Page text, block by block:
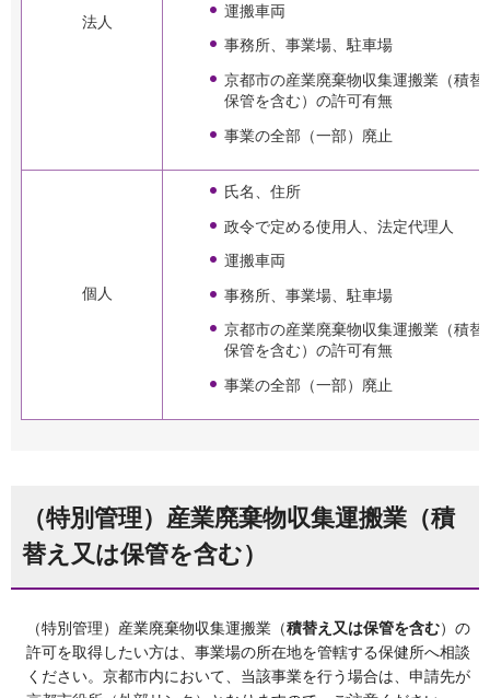
法人
運搬車両
事務所、事業場、駐車場
京都市の産業廃棄物収集運搬業（積替
保管を含む）の許可有無
事業の全部（一部）廃止
個人
氏名、住所
政令で定める使用人、法定代理人
運搬車両
事務所、事業場、駐車場
京都市の産業廃棄物収集運搬業（積替
保管を含む）の許可有無
事業の全部（一部）廃止
（特別管理）産業廃棄物収集運搬業（積
替え又は保管を含む）
（特別管理）産業廃棄物収集運搬業（積替え又は保管を含む）の
許可を取得したい方は、事業場の所在地を管轄する保健所へ相談
ください。京都市内において、当該事業を行う場合は、申請先が